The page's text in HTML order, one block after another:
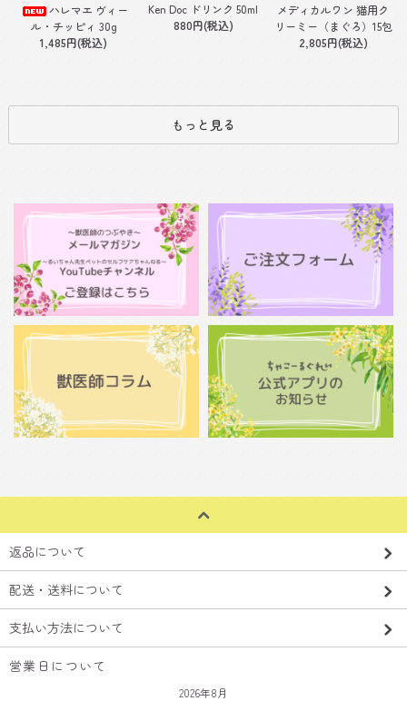
ハレマエ ヴィー
ル・チッピィ 30g
1,485円(税込)
Ken Doc ドリンク 50ml
880円(税込)
メディカルワン 猫用ク
リーミー（まぐろ）15包
2,805円(税込)
もっと見る
返品について
配送・送料について
支払い方法について
営業日について
2026年8月